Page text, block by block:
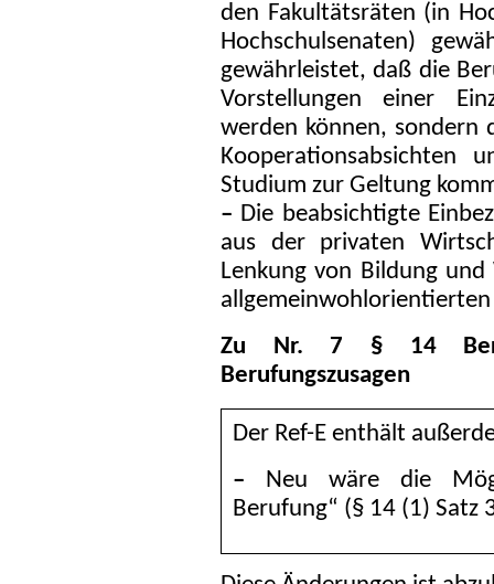
den Fakultätsräten (in
Hochschulsenaten)
gewährleistet, daß die
Vorstellungen einer
werden können, sondern
Kooperationsabsichten
Studium zur Geltung
– Die beabsichtigte
aus der privaten
Lenkung von Bildung
Zu Nr. 7 § 14
Berufungszusagen
Der Ref-E enthält
– Neu wäre die
Berufung“ (§ 14 (1) Satz